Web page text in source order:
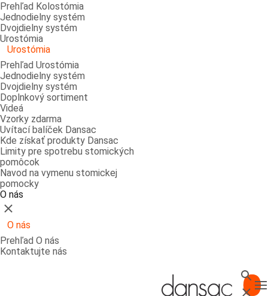
Prehľad Kolostómia
Jednodielny systém
Dvojdielny systém
Urostómia
Urostómia
Prehľad Urostómia
Jednodielny systém
Dvojdielny systém
Doplnkový sortiment
Videá
Vzorky zdarma
Uvítací balíček Dansac
Kde získať produkty Dansac
Limity pre spotrebu stomických
pomôcok
Navod na vymenu stomickej
pomocky
O nás
Zatvoriť
O nás
Prehľad O nás
Kontaktujte nás